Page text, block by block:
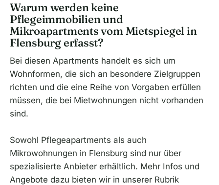
Warum werden keine
Pflegeimmobilien und
Mikroapartments vom Mietspiegel in
Flensburg erfasst?
Bei diesen Apartments handelt es sich um
Wohnformen, die sich an besondere Zielgruppen
richten und die eine Reihe von Vorgaben erfüllen
müssen, die bei Mietwohnungen nicht vorhanden
sind.
Sowohl Pflegeapartments als auch
Mikrowohnungen in Flensburg sind nur über
spezialisierte Anbieter erhältlich. Mehr Infos und
Angebote dazu bieten wir in unserer Rubrik